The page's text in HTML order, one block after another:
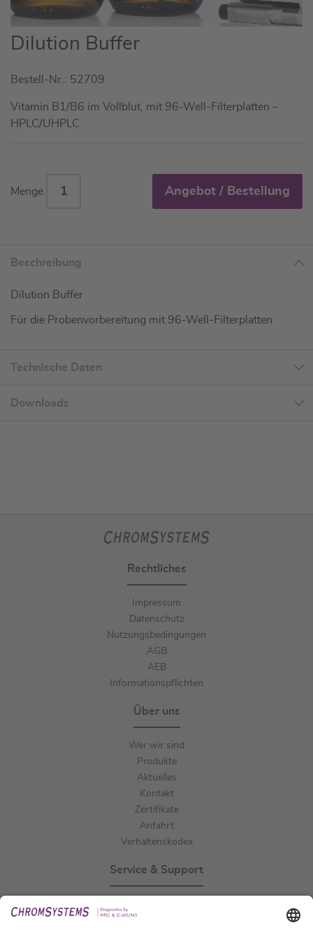
Zum
Anfang
Bildgalerie
springen
Dilution Buffer
Bestell-Nr.: 52709
Vitamin B1/B6 im Vollblut, mit 96-Well-Filterplatten –
HPLC/UHPLC
Menge Angebot / Bestellung
Beschreibung
Dilution Buffer
Für die Probenvorbereitung mit 96-Well-Filterplatten
Technische Daten
Downloads
Rechtliches
Impressum
Datenschutz
Nutzungsbedingungen
AGB
AEB
Informationspflichten
Über uns
Wer wir sind
Produkte
Aktuelles
Kontakt
Zertifikate
Anfahrt
Verhaltenskodex
Service & Support